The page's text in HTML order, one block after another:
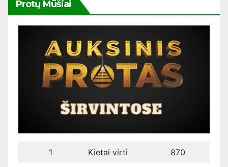
Protų Mūšiai
1 Kietai virti 870